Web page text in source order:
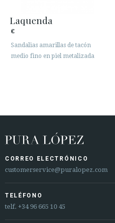
Laquenda
€
Sandalias amarillas de tacón
medio fino en piel metalizada
CORREO ELECTRÓNICO
customerservice@puralopez.com
TELÉFONO
telf. +34 96 665 10 45